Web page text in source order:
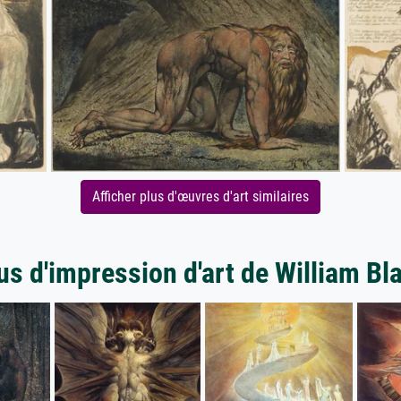
Afficher plus d'œuvres d'art similaires
d'impression d'art de William